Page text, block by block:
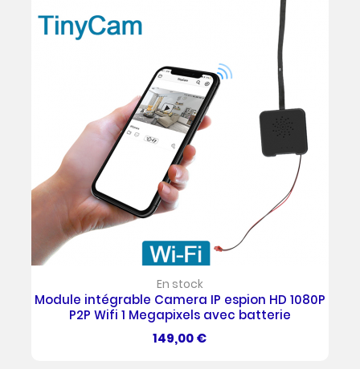
En stock
Module intégrable Camera IP espion HD 1080P
P2P Wifi 1 Megapixels avec batterie
Prix
149,00 €